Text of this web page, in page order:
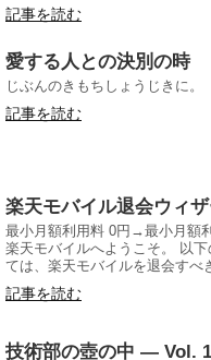
記事を読む
愛する人との決別の時
じぶんのきもちしょうじきに。
記事を読む
楽天モバイル退会ウィ
最小月額利用料 0円→最小月額
楽天モバイルへようこそ。 以
ては、楽天モバイルを退会すべ
記事を読む
技術部の壺の中 — Vol.